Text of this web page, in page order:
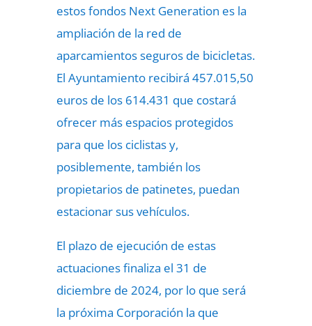
estos fondos Next Generation es la
ampliación de la red de
aparcamientos seguros de bicicletas.
El Ayuntamiento recibirá 457.015,50
euros de los 614.431 que costará
ofrecer más espacios protegidos
para que los ciclistas y,
posiblemente, también los
propietarios de patinetes, puedan
estacionar sus vehículos.
El plazo de ejecución de estas
actuaciones finaliza el 31 de
diciembre de 2024, por lo que será
la próxima Corporación la que